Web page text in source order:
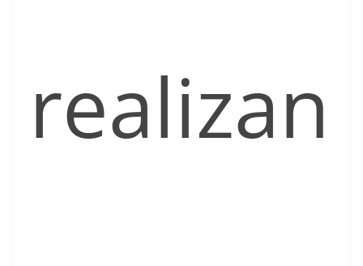
realizan